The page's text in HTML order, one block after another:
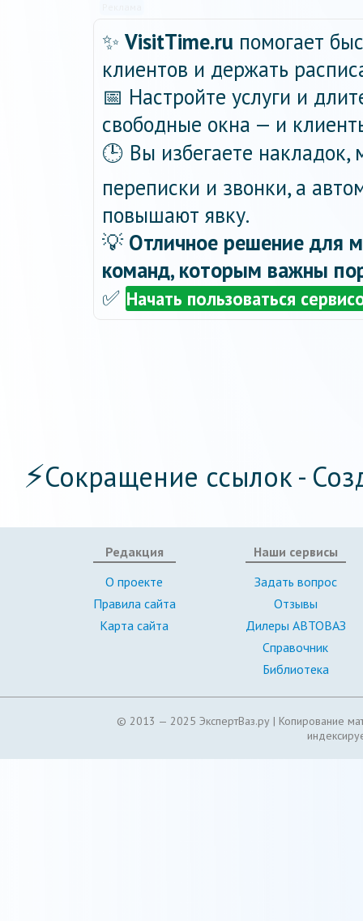
✨ VisitTime.ru помогает
клиентов и держать
📅 Настройте услуги и
свободные окна — и
🕒 Вы избегаете
переписки и звонки, а
повышают явку.
💡 Отличное решение для
команд, которым важны
✅ Начать пользоваться
⚡Сокращение ссылок -
Редакция
О проекте
Правила сайта
Карта сайта
Наши сервисы
Задать вопрос
Отзывы
Дилеры АВТОВАЗ
Справочник
Библиотека
© 2013 — 2025 ЭкспертВаз.ру | Копирование